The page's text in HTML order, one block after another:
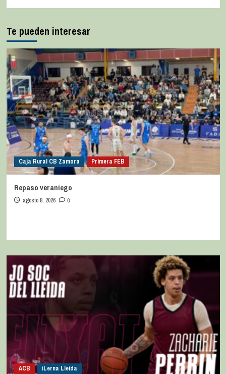
Te pueden interesar
Caja Rural CB Zamora Primera FEB
Repaso veraniego
agosto 8, 2026 0
ACB iLerna Lleida